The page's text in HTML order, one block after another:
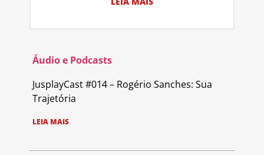
Áudio e Podcasts
JusplayCast #014 – Rogério Sanches: Sua
Trajetória
LEIA MAIS